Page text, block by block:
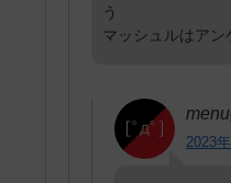
う
マッシュルはアン
2023